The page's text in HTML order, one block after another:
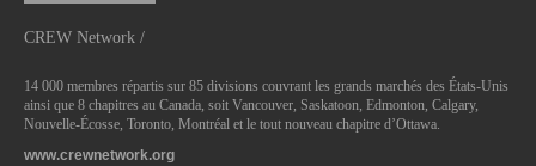
CREW Network /
14 000 membres répartis sur 85 divisions couvrant les grands marchés des États-Unis
ainsi que 8 chapitres au Canada, soit Vancouver, Saskatoon, Edmonton, Calgary,
Nouvelle-Écosse, Toronto, Montréal et le tout nouveau chapitre d’Ottawa.
www.crewnetwork.org